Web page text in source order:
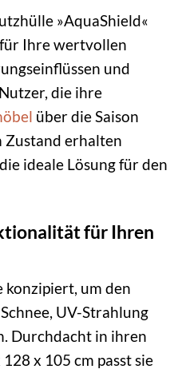
»AquaShield«
Ihre wertvollen
und
die ihre
über die Saison
Zustand erhalten
ideale Lösung für den
für Ihren
konzipiert, um den
UV-Strahlung
Durchdacht in ihren
x 105 cm passt sie